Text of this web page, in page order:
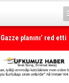
planını’ red etti